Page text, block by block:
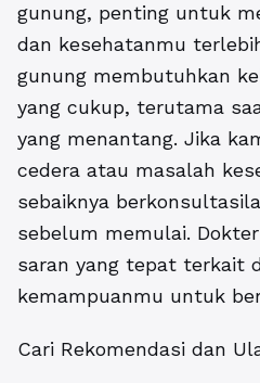
gunung, penting untuk
dan kesehatanmu
gunung membutuhkan
yang cukup, terutama
yang menantang. Jika
cedera atau masalah
sebaiknya
sebelum memulai.
saran yang tepat terkait
kemampuanmu untuk
Cari Rekomendasi dan